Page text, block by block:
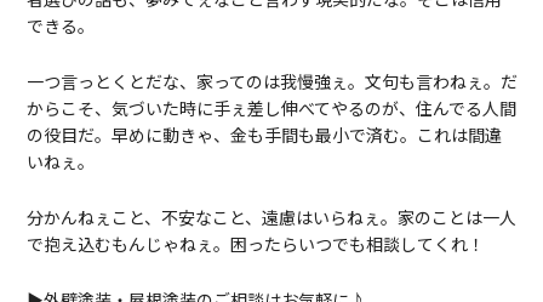
できる。
一つ言っとくとだな、家ってのは我慢強ぇ。文句も言わねぇ。だ
からこそ、気づいた時に手ぇ差し伸べてやるのが、住んでる人間
の役目だ。早めに動きゃ、金も手間も最小で済む。これは間違
いねぇ。
分かんねぇこと、不安なこと、遠慮はいらねぇ。家のことは一人
で抱え込むもんじゃねぇ。困ったらいつでも相談してくれ！